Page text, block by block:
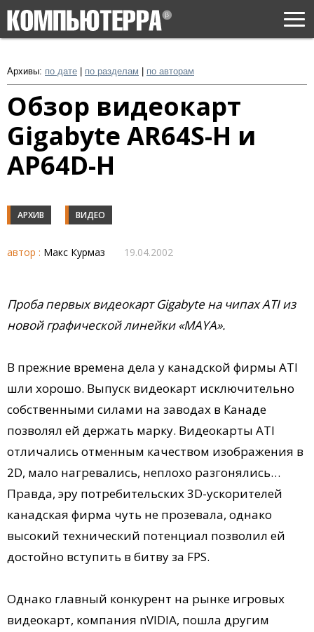
Архивы: по дате по разделам по авторам
Обзор видеокарт
Gigabyte AR64S-H и
AP64D-H
АРХИВ ВИДЕО
автор : Макс Курмаз 19.04.2002
Проба первых видеокарт Gigabyte на чипах ATI из
новой графической линейки «MAYA».
В прежние времена дела у канадской фирмы ATI
шли хорошо. Выпуск видеокарт исключительно
собственными силами на заводах в Канаде
позволял ей держать марку. Видеокарты ATI
отличались отменным качеством изображения в
2D, мало нагревались, неплохо разгонялись…
Правда, эру потребительских 3D-ускорителей
канадская фирма чуть не прозевала, однако
высокий технический потенциал позволил ей
достойно вступить в битву за FPS.
Однако главный конкурент на рынке игровых
видеокарт, компания nVIDIA, пошла другим